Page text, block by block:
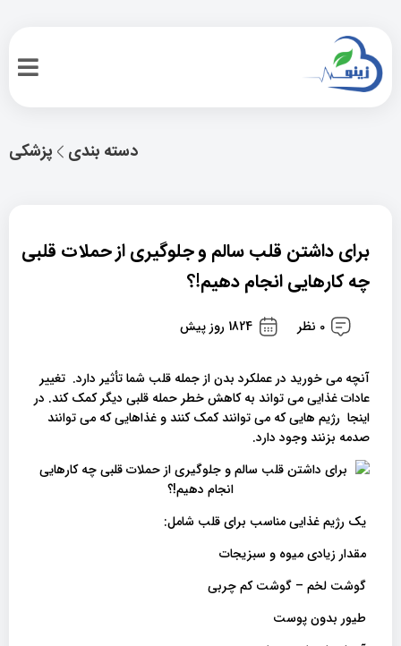
پزشکی دسته بندی
برای داشتن قلب سالم و جلوگیری از حملات قلبی
چه کارهایی انجام دهیم!؟
0 نظر 1824 روز پیش
آنچه می خورید در عملکرد بدن از جمله قلب شما تأثیر دارد. تغییر
عادات غذایی می تواند به کاهش خطر حمله قلبی دیگر کمک کند. در
اینجا رژیم هایی که می توانند کمک کنند و غذاهایی که می توانند
صدمه بزنند وجود دارد.
یک رژیم غذایی مناسب برای قلب شامل:
مقدار زیادی میوه و سبزیجات
گوشت لخم – گوشت کم چربی
طیور بدون پوست